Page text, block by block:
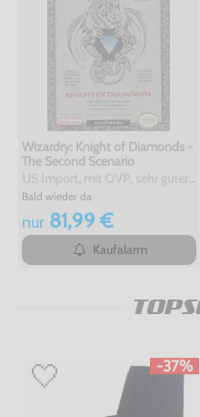
Wizardry: Knight of Diamonds -
The Second Scenario
Bald wieder da
nur81,99 €
Kaufalarm
-37%